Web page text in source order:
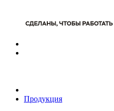
Продукция